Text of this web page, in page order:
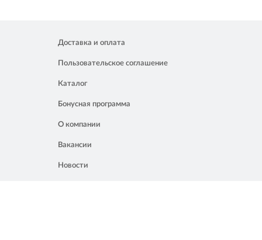
Доставка и оплата
Пользовательское соглашение
Каталог
Бонусная программа
О компании
Вакансии
Новости